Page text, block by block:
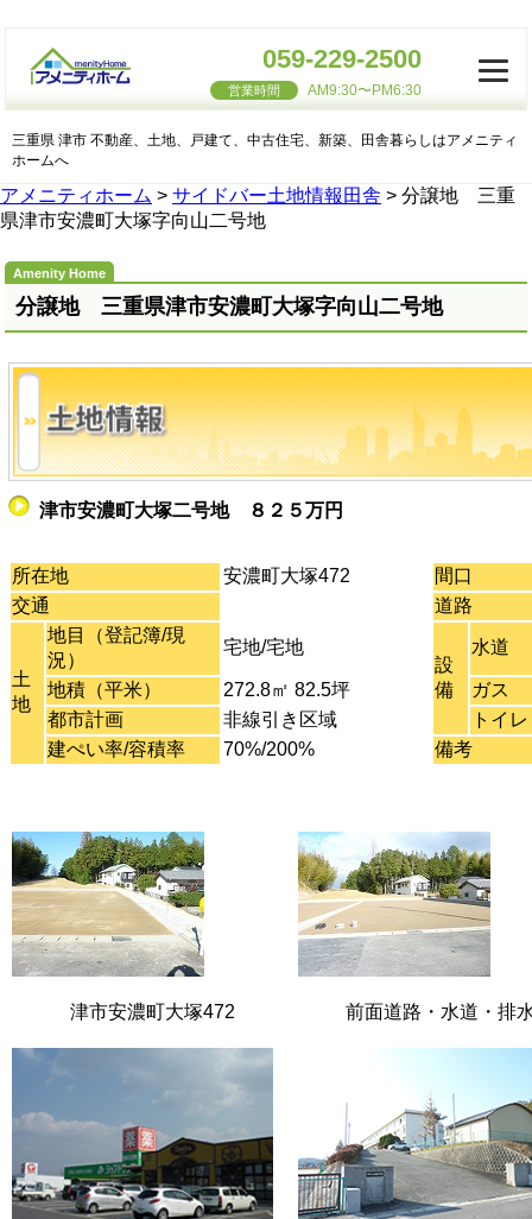
三重県 津市 不動産、土地、戸建て、中古住宅、新築、田舎暮らしはアメニティ
ホームへ
059-229-2500
営業時間 AM9:30〜PM6:30
アメニティホーム > サイドバー土地情報田舎 > 分譲地 三重
県津市安濃町大塚字向山二号地
分譲地 三重県津市安濃町大塚字向山二号地
津市安濃町大塚二号地 ８２５万円
所在地 安濃町大塚472
間口
交通
道路
土
地
地目（登記簿/現
況）
宅地/宅地
設
備
水道
地積（平米） 272.8㎡ 82.5坪
ガス
都市計画
非線引き区域
トイレ
建ぺい率/容積率
70%/200% 備考
津市安濃町大塚472 前面道路・水道・排